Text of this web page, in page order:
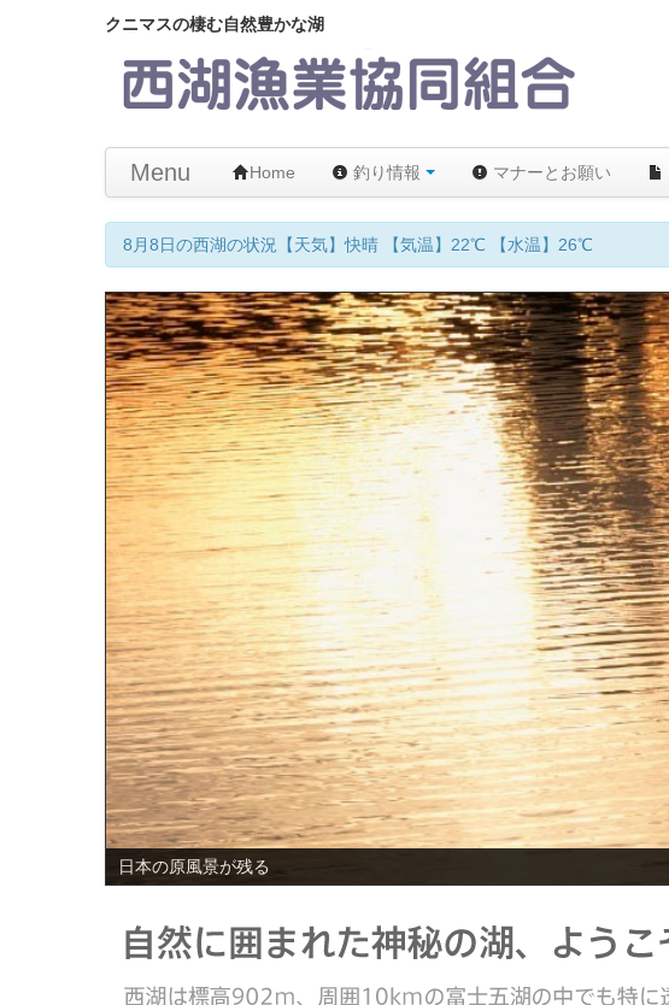
クニマスの棲む自然豊かな湖
Menu Home 釣り情報 マナーとお願い
8月8日の西湖の状況【天気】快晴 【気温】22℃ 【水温】26℃
日本の原風景が残る